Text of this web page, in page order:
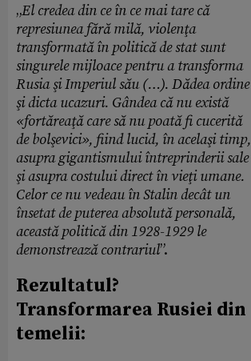
„El credea din ce în ce mai tare că
represiunea fără milă, violenţa
transformată în politică de stat sunt
singurele mijloace pentru a transforma
Rusia şi Imperiul său (…). Dădea ordine
şi dicta ucazuri. Gândea că nu există
«fortăreaţă care să nu poată fi cucerită
de bolşevici», fiind lucid, în acelaşi timp,
asupra gigantismului întreprinderii sale
şi asupra costului direct în vieţi umane.
Celor ce nu vedeau în Stalin decât un
însetat de puterea absolută personală,
această politică din 1928-1929 le
demonstrează contrariul”.
Rezultatul?
Transformarea Rusiei din
temelii: